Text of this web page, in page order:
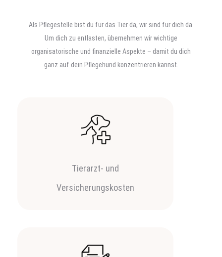
Als Pflegestelle bist du für das Tier da, wir sind für dich da.
Um dich zu entlasten, übernehmen wir wichtige
organisatorische und finanzielle Aspekte – damit du dich
ganz auf dein Pflegehund konzentrieren kannst.
Tierarzt- und
Versicherungskosten